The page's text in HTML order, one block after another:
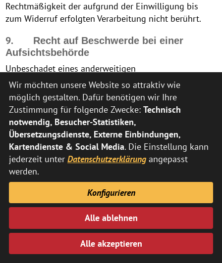
Rechtmäßigkeit der aufgrund der Einwilligung bis
zum Widerruf erfolgten Verarbeitung nicht berührt.
9.
Recht auf Beschwerde bei einer
Aufsichtsbehörde
Unbeschadet eines anderweitigen
verwaltungsrechtlichen oder gerichtlichen
Rechtsbehelfs steht Ihnen das Recht auf Beschwerde
bei einer Aufsichtsbehörde, insbesondere in dem
Mitgliedstaat ihres Aufenthaltsorts, ihres
Arbeitsplatzes oder des Orts des mutmaßlichen
Verstoßes, zu, wenn Sie der Ansicht sind, dass die
Verarbeitung der Sie betreffenden personenbezogenen
Daten gegen die DSGVO verstößt.
Die Aufsichtsbehörde, bei der die Beschwerde
eingereicht wurde, unterrichtet den Beschwerdeführer
über den Stand und die Ergebnisse der Beschwerde
einschließlich der Möglichkeit eines gerichtlichen
Rechtsbehelfs nach Art. 78 DSGVO.
Wir möchten unsere Website so attraktiv wie
möglich gestalten. Dafür benötigen wir Ihre
Zustimmung für folgende Zwecke: Technisch
notwendig, Besucher-Statistiken,
Übersetzungsdienste, Externe Einbindungen,
Kartendienste & Social Media. Die Einstellung kann
jederzeit unter Datenschutzerklärung angepasst
werden.
Konfigurieren
Alle ablehnen
Alle akzeptieren